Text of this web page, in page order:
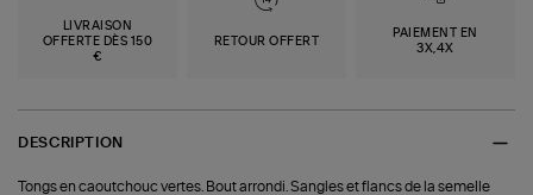
LIVRAISON
OFFERTE DÈS 150
€
RETOUR OFFERT
PAIEMENT EN
3X,4X
DESCRIPTION
Tongs en caoutchouc vertes. Bout arrondi. Sangles et flancs de la semelle